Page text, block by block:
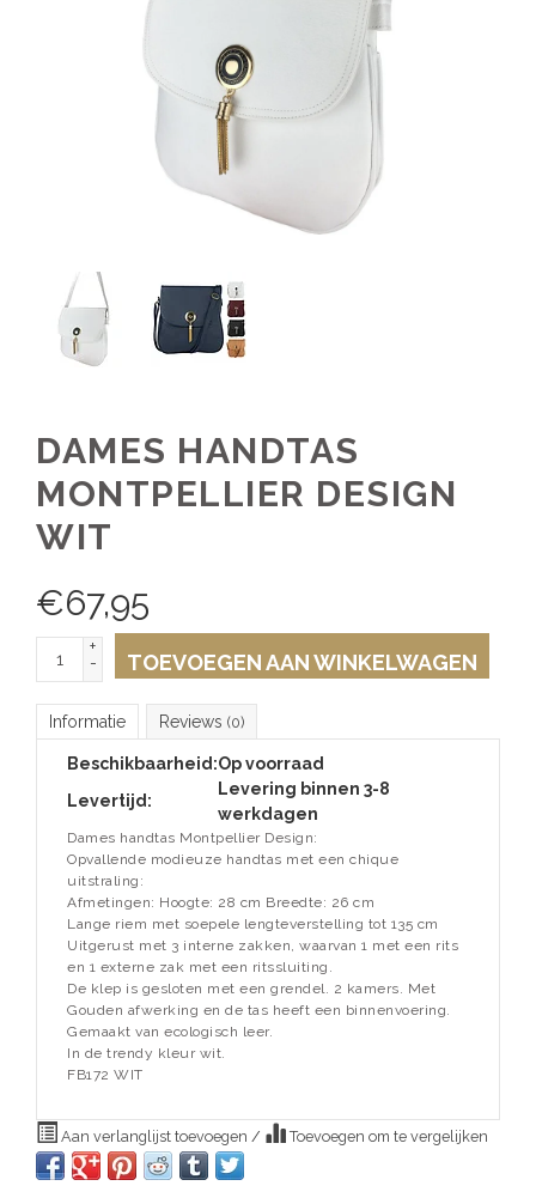
DAMES HANDTAS
MONTPELLIER DESIGN
WIT
€67,95
+
-
TOEVOEGEN AAN WINKELWAGEN
Informatie Reviews (0)
Beschikbaarheid:Op voorraad
Levertijd:
Levering binnen 3-8
werkdagen
Dames handtas Montpellier Design:
Opvallende modieuze handtas met een chique
uitstraling:
Afmetingen: Hoogte: 28 cm Breedte: 26 cm
Lange riem met soepele lengteverstelling tot 135 cm
Uitgerust met 3 interne zakken, waarvan 1 met een rits
en 1 externe zak met een ritssluiting.
De klep is gesloten met een grendel. 2 kamers. Met
Gouden afwerking en de tas heeft een binnenvoering.
Gemaakt van ecologisch leer.
In de trendy kleur wit.
FB172 WIT
Aan verlanglijst toevoegen / Toevoegen om te vergelijken